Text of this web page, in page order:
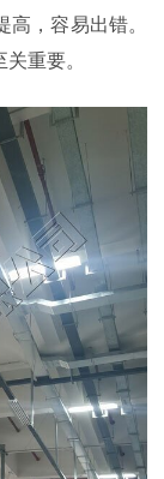
，容易出错。
重要。